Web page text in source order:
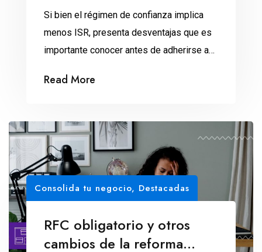
Si bien el régimen de confianza implica
menos ISR, presenta desventajas que es
importante conocer antes de adherirse a
Read More
Consolida tu negocio, Destacadas
RFC obligatorio y otros
cambios de la reforma